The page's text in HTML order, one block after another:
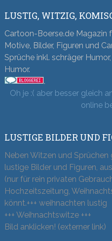
LUSTIG, WITZIG,
Cartoon-Boerse.de Magazin
Motive, Bilder, Figuren und
Sprüche inkl. schräger
Humor.
.
Oh je :( aber besser gleich
online
LUSTIGE BILDER UND
Neben Witzen und
lustige Bilder und Figuren,
(nur für rein privaten
Hochzeitszeitung,
könnt.+++ weihnachten lustig
+++ Weihnachtswitze +++
Bild anklicken! (externer link)